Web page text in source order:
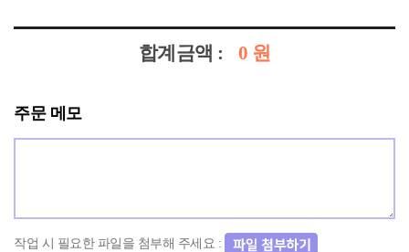
합계금액 : 0 원
주문 메모
작업 시 필요한 파일을 첨부해 주세요 :